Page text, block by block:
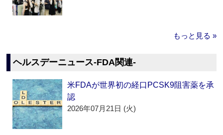
もっと見る »
ヘルスデーニュース‐FDA関連‐
米FDAが世界初の経口PCSK9阻害薬を承
認
2026年07月21日 (火)